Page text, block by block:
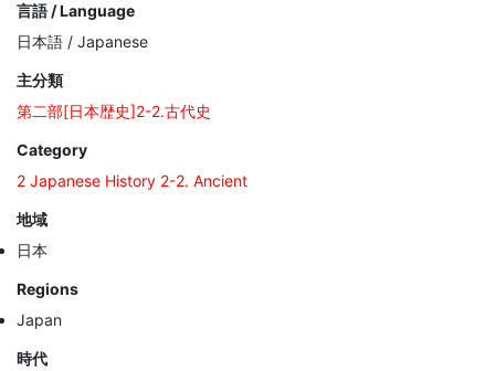
言語 / Language
日本語 / Japanese
主分類
第二部[日本歴史]2-2.古代史
Category
2 Japanese History 2-2. Ancient
地域
日本
Regions
Japan
時代